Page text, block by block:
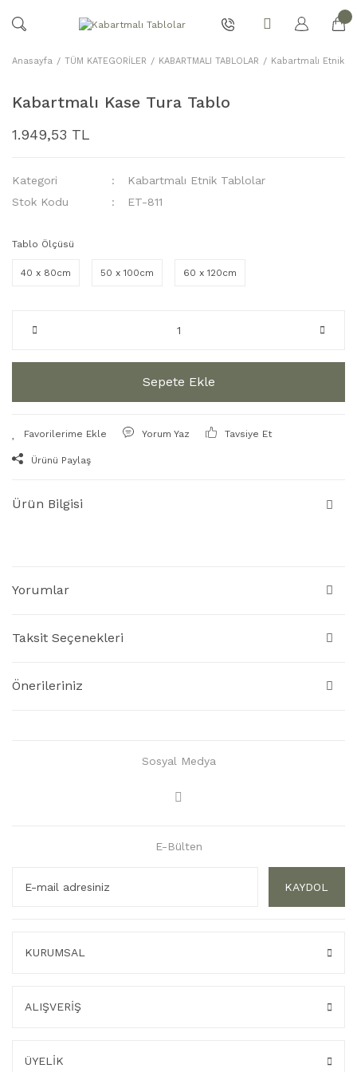
Anasayfa TÜM KATEGORİLER KABARTMALI TABLOLAR Kabartmalı Etnik
Kabartmalı Kase Tura Tablo
1.949,53 TL
Kategori
Kabartmalı Etnik Tablolar
Stok Kodu
ET-811
Tablo Ölçüsü
40 x 80cm 50 x 100cm 60 x 120cm
Sepete Ekle
Yorum Yaz Tavsiye Et
Ürünü Paylaş
Ürün Bilgisi
Yorumlar
Taksit Seçenekleri
Önerileriniz
Sosyal Medya
E-Bülten
KAYDOL
KURUMSAL
ALIŞVERİŞ
ÜYELİK